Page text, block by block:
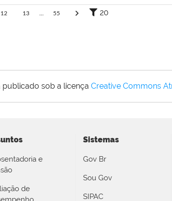
12 13 55 20
sob a licença Creative Commons
e
de
Sistemas
Gov Br
Sou Gov
SIPAC